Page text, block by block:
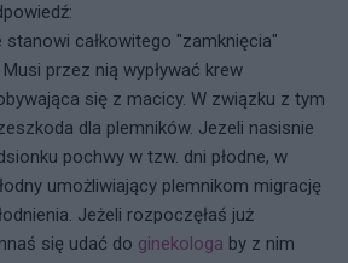
stanowi całkowitego "zamknięcia"
Musi przez nią wypływać krew
się z macicy. W związku z tym
dla plemników. Jezeli nasisnie
pochwy w tzw. dni płodne, w
umożliwiający plemnikom migrację
Jeżeli rozpoczęłaś już
się udać do ginekologa by z nim